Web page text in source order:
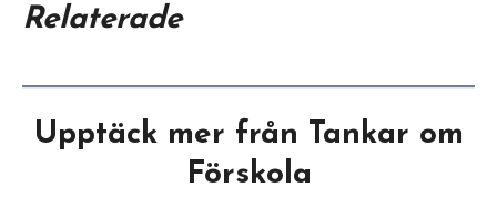
Relaterade
Upptäck mer från Tankar om
Förskola